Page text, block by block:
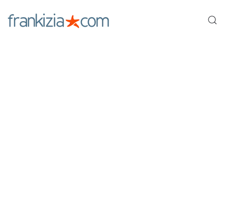
Ir al contenido principal